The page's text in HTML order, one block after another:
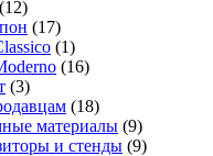
(12)
(17)
(1)
(16)
(3)
(18)
материалы (9)
и стенды (9)